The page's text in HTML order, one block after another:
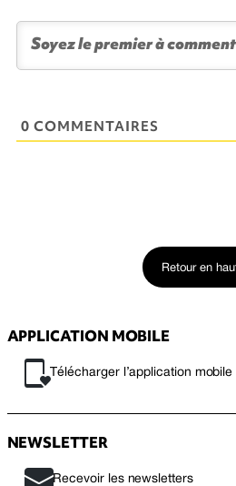
0 COMMENTAIRES
Retour en
APPLICATION MOBILE
Télécharger l’application mobile
NEWSLETTER
Recevoir les newsletters